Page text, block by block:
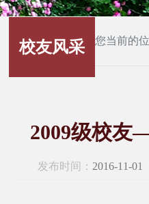
校友风采 您当前的
2009级校
发布时间： 2016-11-01